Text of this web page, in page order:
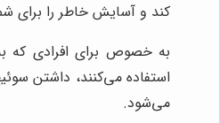
کند و آسایش خاطر را برای
به خصوص برای افرادی که
استفاده می‌کنند، داشتن
می‌شود.